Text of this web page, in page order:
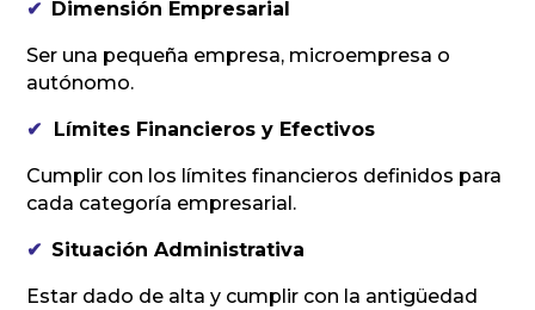
✔ Dimensión Empresarial
Ser una pequeña empresa, microempresa o
autónomo.
✔ Límites Financieros y Efectivos
Cumplir con los límites financieros definidos para
cada categoría empresarial.
✔ Situación Administrativa
Estar dado de alta y cumplir con la antigüedad